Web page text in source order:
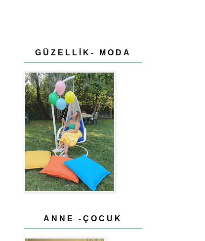
GÜZELLİK- MODA
ANNE -ÇOCUK